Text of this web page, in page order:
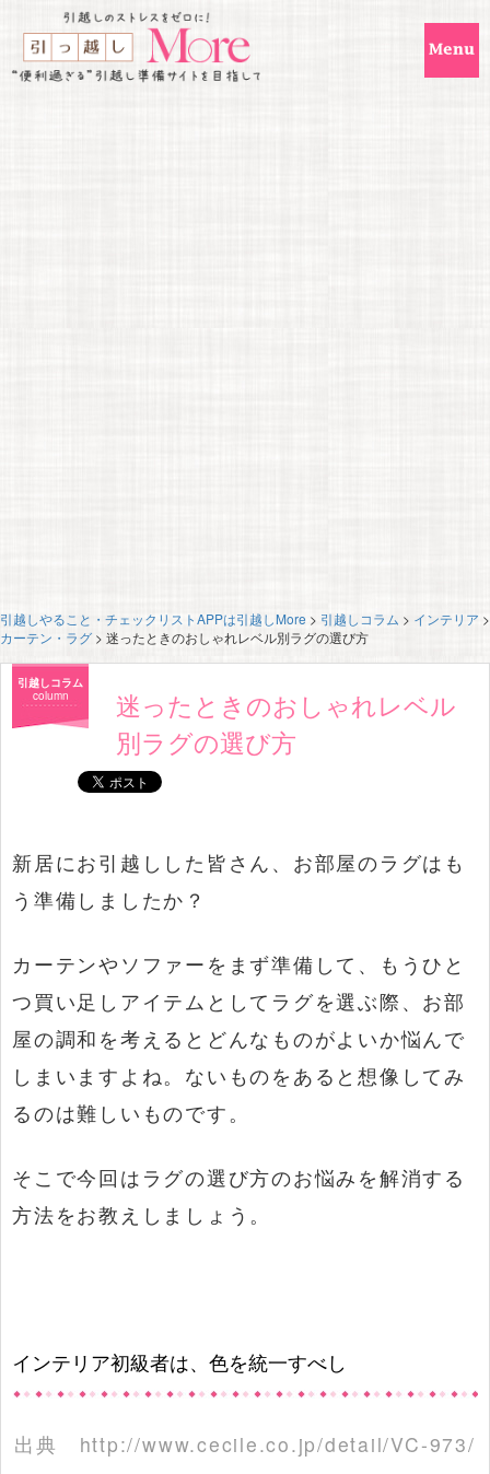
引越しやること・チェックリストAPPは引越しMore > 引越しコラム > インテリア >
カーテン・ラグ > 迷ったときのおしゃれレベル別ラグの選び方
引越しコラム
column
迷ったときのおしゃれレベル
別ラグの選び方
新居にお引越しした皆さん、お部屋のラグはも
う準備しましたか？
カーテンやソファーをまず準備して、もうひと
つ買い足しアイテムとしてラグを選ぶ際、お部
屋の調和を考えるとどんなものがよいか悩んで
しまいますよね。ないものをあると想像してみ
るのは難しいものです。
そこで今回はラグの選び方のお悩みを解消する
方法をお教えしましょう。
インテリア初級者は、色を統一すべし
出典 http://www.cecile.co.jp/detail/VC-973/